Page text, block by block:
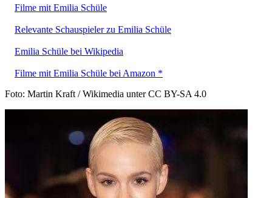
Filme mit Emilia Schüle
Relevante Schauspieler zu Emilia Schüle
Emilia Schüle bei Wikipedia
Filme mit Emilia Schüle bei Amazon *
Foto: Martin Kraft / Wikimedia unter CC BY-SA 4.0